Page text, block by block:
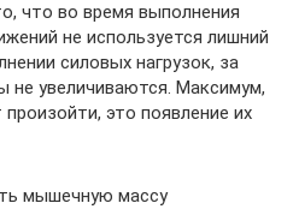
что во время выполнения
не используется лишний
силовых нагрузок, за
не увеличиваются. Максимум,
это появление их
мышечную массу